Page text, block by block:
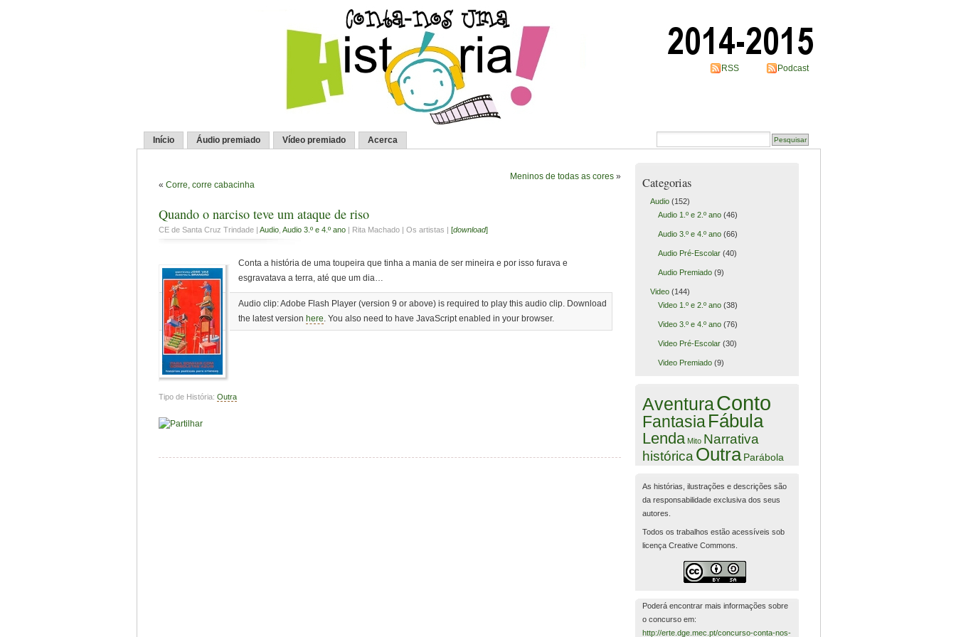
RSS Podcast
Início Áudio premiado Vídeo premiado Acerca
« Corre, corre cabacinha
Meninos de todas as cores »
Quando o narciso teve um ataque de riso
CE de Santa Cruz Trindade | Audio Audio 3.º e 4.º ano | Rita Machado | Os artistas | [download]
Conta a história de uma toupeira que tinha a mania de ser mineira e por isso furava e
esgravatava a terra, até que um dia…
Audio clip: Adobe Flash Player (version 9 or above) is required to play this audio clip. Download
the latest versionhere . You also need to have JavaScript enabled in your browser.
Tipo de História: Outra
Categorias
Audio(152)
Audio 1.º e 2.º ano(46)
Audio 3.º e 4.º ano(66)
Audio Pré-Escolar(40)
Audio Premiado(9)
Video(144)
Video 1.º e 2.º ano(38)
Video 3.º e 4.º ano(76)
Video Pré-Escolar(30)
Video Premiado(9)
AventuraConto
FantasiaFábula
Lenda Mito Narrativa
históricaOutra Parábola
As histórias, ilustrações e descrições são
da responsabilidade exclusiva dos seus
autores.
Todos os trabalhos estão acessíveis sob
licença Creative Commons.
Poderá encontrar mais informações sobre
o concurso em:
http://erte.dge.mec.pt/concurso-conta-nos-